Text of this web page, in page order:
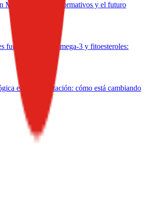
México: desafíos normativos y el futuro
funcionales con omega-3 y fitoesteroles:
en la alimentación: cómo está cambiando